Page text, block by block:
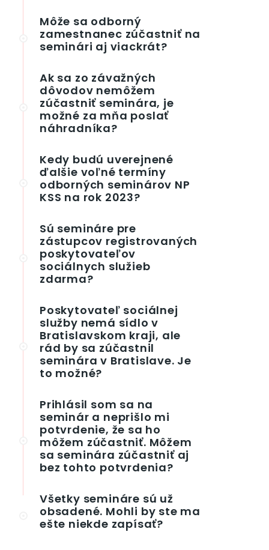
Môže sa odborný
zamestnanec zúčastniť na
seminári aj viackrát?
Ak sa zo závažných
dôvodov nemôžem
zúčastniť seminára, je
možné za mňa poslať
náhradníka?
Kedy budú uverejnené
ďalšie voľné termíny
odborných seminárov NP
KSS na rok 2023?
Sú semináre pre
zástupcov registrovaných
poskytovateľov
sociálnych služieb
zdarma?
Poskytovateľ sociálnej
služby nemá sídlo v
Bratislavskom kraji, ale
rád by sa zúčastnil
seminára v Bratislave. Je
to možné?
Prihlásil som sa na
seminár a neprišlo mi
potvrdenie, že sa ho
môžem zúčastniť. Môžem
sa seminára zúčastniť aj
bez tohto potvrdenia?
Všetky semináre sú už
obsadené. Mohli by ste ma
ešte niekde zapísať?